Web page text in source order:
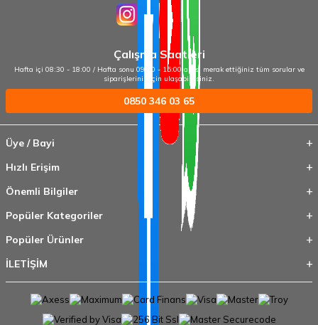
Çalışma Saatleri
Hafta içi 08:30 - 18:00 / Hafta sonu 09:00 - 15:00 arası merak ettiğiniz tüm sorular ve
siparişleriniz için ulaşabilirsiniz.
0850 346 03 65
Üye / Bayi
Hızlı Erişim
Önemli Bilgiler
Popüler Kategoriler
Popüler Ürünler
İLETİŞİM